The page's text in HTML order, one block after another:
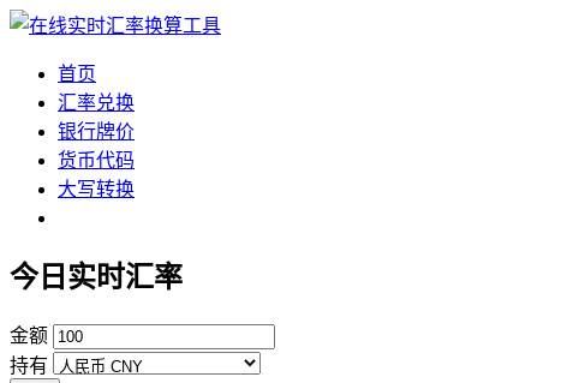
首页
汇率兑换
银行牌价
货币代码
大写转换
今日实时汇率
金额
持有